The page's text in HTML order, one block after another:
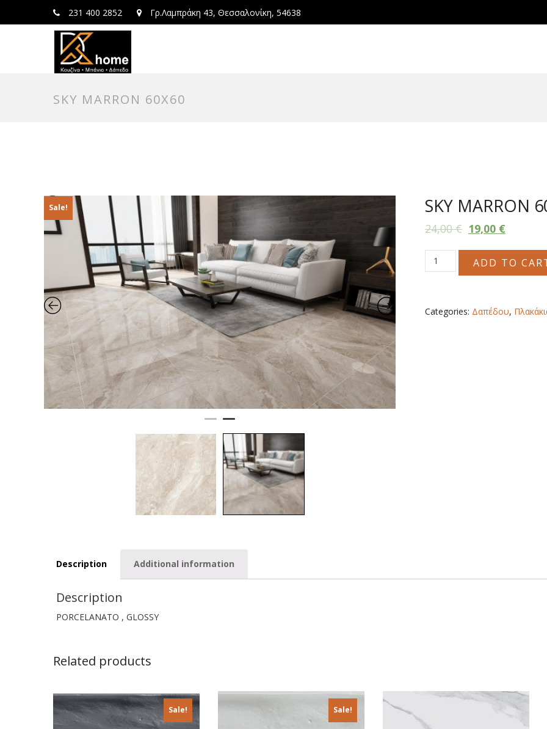
231 400 2852 Γρ.Λαμπράκη 43, Θεσσαλονίκη, 54638
SKY MARRON 60X60
Sale! SKY MARRON
24,00€ 19,00 €
SKY
MARRON
ADD TO
Categories: Δαπέδου,
Description Additional information
Description
PORCELANATO , GLOSSY
Related products
Sale! Sale!